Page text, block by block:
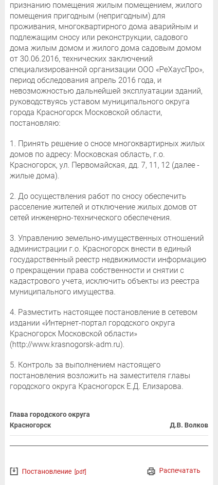
признанию помещения жилым помещением, жилого
помещения пригодным (непригодным) для
проживания, многоквартирного дома аварийным и
подлежащим сносу или реконструкции, садового
дома жилым домом и жилого дома садовым домом
от 30.06.2016, технических заключений
специализированной организации ООО «РеХаусПро»,
период обследования апрель 2016 года, и
невозможностью дальнейшей эксплуатации зданий,
руководствуясь уставом муниципального округа
города Красногорск Московской области,
постановляю:
1. Принять решение о сносе многоквартирных жилых
домов по адресу: Московская область, г.о.
Красногорск, ул. Первомайская, дд. 7, 11, 12 (далее -
жилые дома).
2. До осуществления работ по сносу обеспечить
расселение жителей и отключение жилых домов от
сетей инженерно-технического обеспечения.
3. Управлению земельно-имущественных отношений
администрации г.о. Красногорск внести в единый
государственный реестр недвижимости информацию
о прекращении права собственности и снятии с
кадастрового учета, исключить объекты из реестра
муниципального имущества.
4. Разместить настоящее постановление в сетевом
издании «Интернет-портал городского округа
Красногорск Московской области»
(http://www.krasnogorsk-adm.ru).
5. Контроль за выполнением настоящего
постановления возложить на заместителя главы
городского округа Красногорск Е.Д. Елизарова.
Глава городского округа
Красногорск
Д.В. Волков
Распечатать
Постановление [pdf]